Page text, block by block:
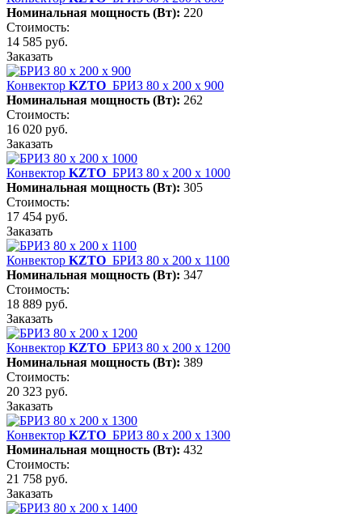
Номинальная мощность (Вт): 220
Стоимость:
14 585 руб.
Заказать
Конвектор KZTO БРИЗ 80 х 200 х 900
Номинальная мощность (Вт): 262
Стоимость:
16 020 руб.
Заказать
Конвектор KZTO БРИЗ 80 х 200 х 1000
Номинальная мощность (Вт): 305
Стоимость:
17 454 руб.
Заказать
Конвектор KZTO БРИЗ 80 х 200 х 1100
Номинальная мощность (Вт): 347
Стоимость:
18 889 руб.
Заказать
Конвектор KZTO БРИЗ 80 х 200 х 1200
Номинальная мощность (Вт): 389
Стоимость:
20 323 руб.
Заказать
Конвектор KZTO БРИЗ 80 х 200 х 1300
Номинальная мощность (Вт): 432
Стоимость:
21 758 руб.
Заказать